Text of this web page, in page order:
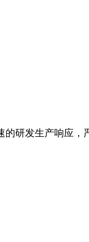
的研发生产响应，